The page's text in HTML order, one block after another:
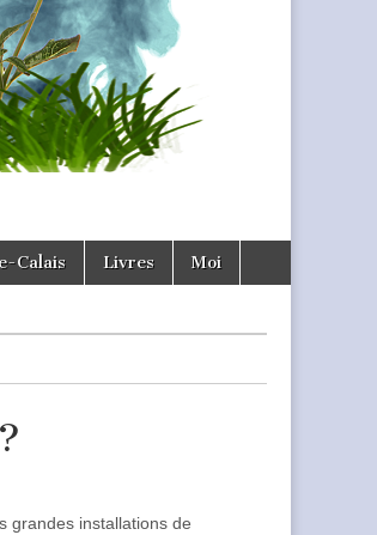
Calais Livres Moi
grandes installations de